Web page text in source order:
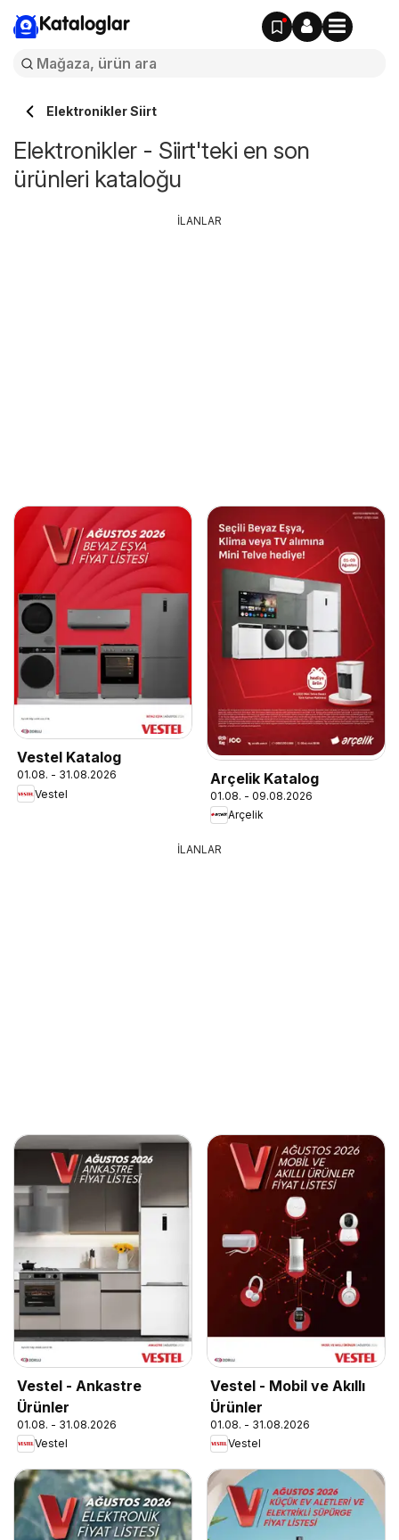
Kataloglar
Elektronikler Siirt
Elektronikler - Siirt'teki en son
ürünleri kataloğu
Vestel Katalog
01.08. - 31.08.2026
Vestel
Arçelik Katalog
01.08. - 09.08.2026
Arçelik
İLANLAR
İLANLAR
Vestel - Ankastre
Ürünler
01.08. - 31.08.2026
Vestel
Vestel - Mobil ve Akıllı
Ürünler
01.08. - 31.08.2026
Vestel